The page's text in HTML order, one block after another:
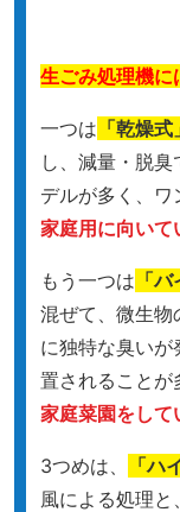
生ごみ処理機に
一つは 「乾燥式」
し、減量・脱
デルが多く、ワ
家庭用に向いて
もう一つは 「
混ぜて、微生物
に独特な臭い
置されることが
家庭菜園をして
3つめは、 「ハ
風による処理